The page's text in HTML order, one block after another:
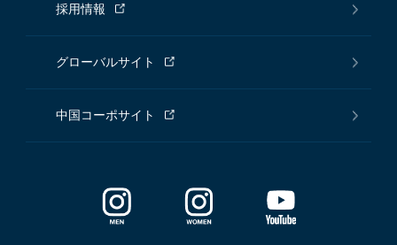
採用情報
グローバルサイト
中国コーポサイト